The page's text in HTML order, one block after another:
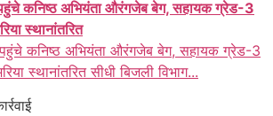
कनिष्ठ अभियंता औरंगजेब बेग, सहायक ग्रेड-3
स्थानांतरित
पहुंचे कनिष्ठ अभियंता औरंगजेब बेग, सहायक ग्रेड-3
स्थानांतरित सीधी बिजली विभाग...